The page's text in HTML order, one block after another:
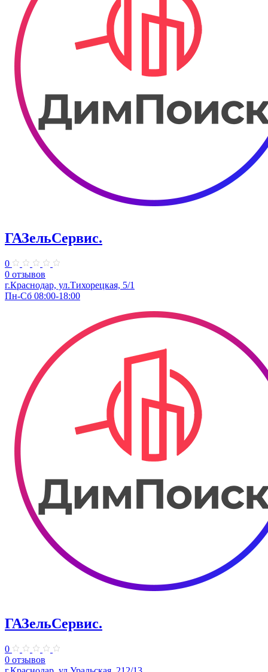
ГАЗельСервис.
0
0 отзывов
​г.Краснодар, ул.Тихорецкая, 5/1
Пн-Сб 08:00-18:00
ГАЗельСервис.
0
0 отзывов